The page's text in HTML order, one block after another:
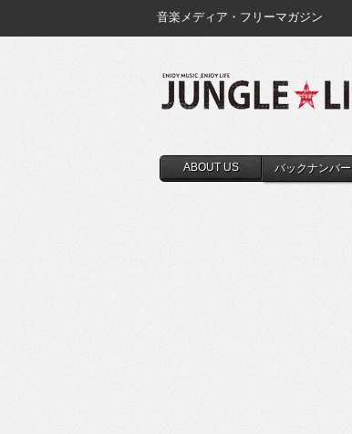
音楽メディア・フリーマガジン
ABOUT US バックナンバー